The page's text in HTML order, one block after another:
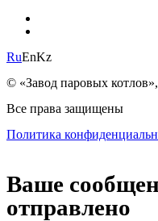
RuEnKz
© «Завод паровых
Все права защищены
Политика
Ваше
отправлено